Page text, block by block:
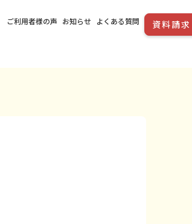
ご利用者様の声 お知らせ よくある質問 資料請求